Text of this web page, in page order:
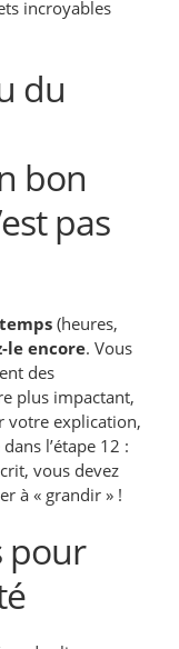
incroyables
du
bon
pas
(heures,
le encore. Vous
des
plus impactant,
votre explication,
l’étape 12 :
vous devez
à « grandir » !
pour